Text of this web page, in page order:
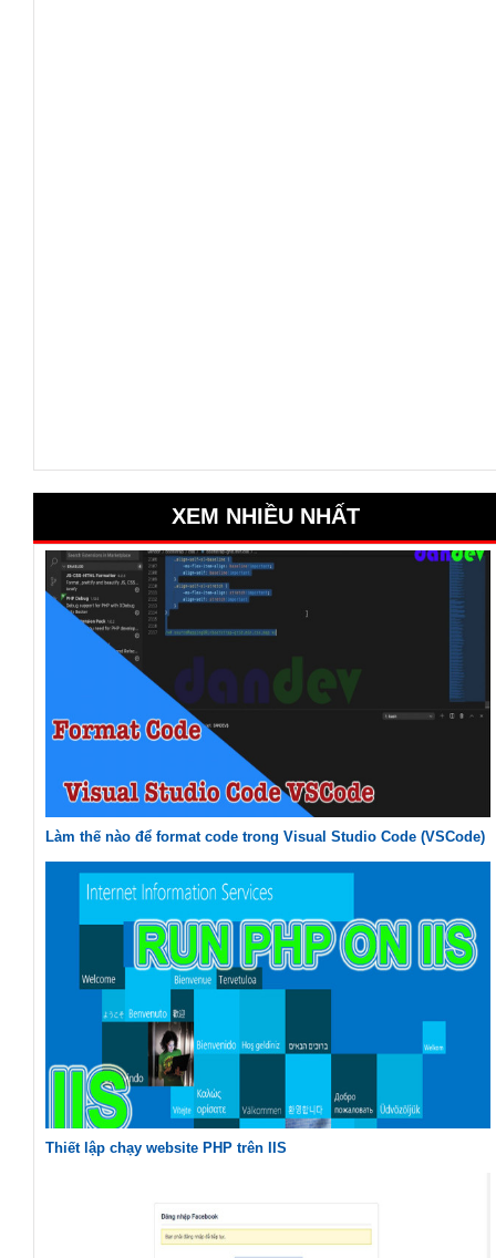
XEM NHIỀU NHẤT
Làm thế nào để format code trong Visual Studio Code (VSCode)
Thiết lập chạy website PHP trên IIS